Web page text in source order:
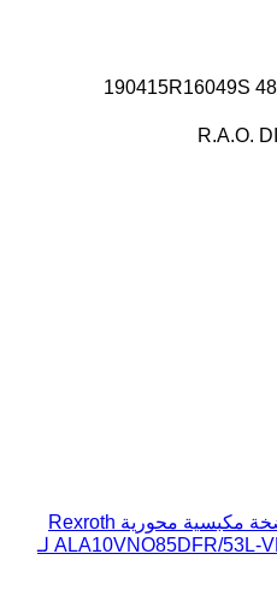
190415R16049S
R.A.O.
مضخة مكبسية محورية Rexroth
ALA10VNO85DFR/53L-VRC11N00-S3280 R902505566 لـ